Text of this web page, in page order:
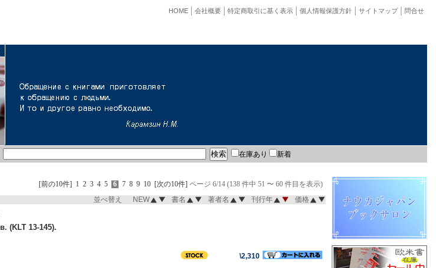
問合せ
サイトマップ
個人情報保護方針
特定商取引に基く表示
会社概要
HOME
在庫あり 新着
[前の10件] 1 2 3 4 5 6 7 8 9 10 [次の10件] ページ 6/14 (138 件中 51 〜 60 件目を表示)
並べ替え NEW 書名 著者名 刊行年 価格
(KLT 13-145).
\2,310